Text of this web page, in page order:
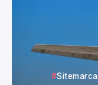
Sitemarca